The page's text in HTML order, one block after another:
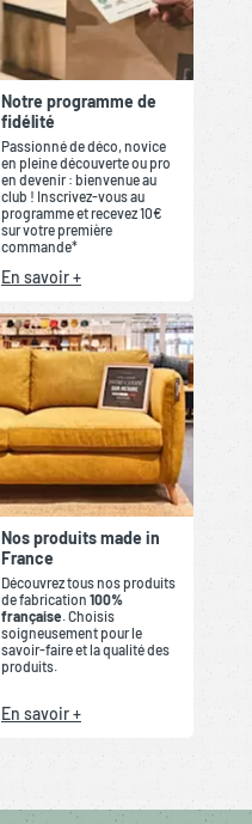
Notre programme de
fidélité
Passionné de déco, novice
en pleine découverte ou pro
en devenir : bienvenue au
club ! Inscrivez-vous au
programme et recevez 10€
sur votre première
commande*
En savoir +
Nos produits made in
France
Découvrez tous nos produits
de fabrication 100%
française . Choisis
soigneusement pour le
savoir-faire et la qualité des
produits.
En savoir +